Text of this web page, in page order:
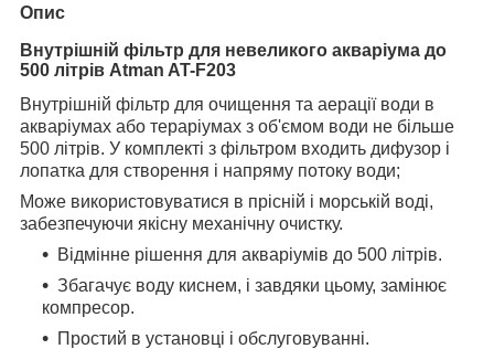
Опис
Внутрішній фільтр для невеликого акваріума до
500 літрів Atman AT-F203
Внутрішній фільтр для очищення та аерації води в
акваріумах або тераріумах з об'ємом води не більше
500 літрів. У комплекті з фільтром входить дифузор і
лопатка для створення і напряму потоку води;
Може використовуватися в прісній і морській воді,
забезпечуючи якісну механічну очистку.
Відмінне рішення для акваріумів до 500 літрів.
Збагачує воду киснем, і завдяки цьому, замінює
компресор.
Простий в установці і обслуговуванні.